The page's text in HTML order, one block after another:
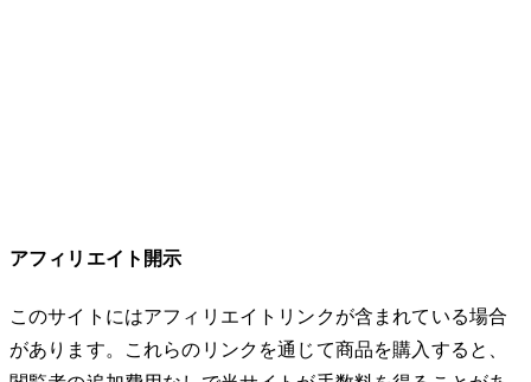
アフィリエイト開示
このサイトにはアフィリエイトリンクが含まれている場合
があります。これらのリンクを通じて商品を購入すると、